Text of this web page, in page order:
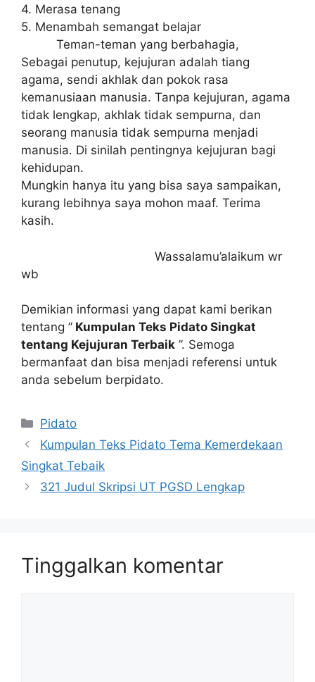
4. Merasa tenang
5. Menambah semangat belajar
Teman-teman yang berbahagia,
Sebagai penutup, kejujuran adalah tiang
agama, sendi akhlak dan pokok rasa
kemanusiaan manusia. Tanpa kejujuran, agama
tidak lengkap, akhlak tidak sempurna, dan
seorang manusia tidak sempurna menjadi
manusia. Di sinilah pentingnya kejujuran bagi
kehidupan.
Mungkin hanya itu yang bisa saya sampaikan,
kurang lebihnya saya mohon maaf. Terima
kasih.
Wassalamu’alaikum wr
wb
Demikian informasi yang dapat kami berikan
tentang ” Kumpulan Teks Pidato Singkat
tentang Kejujuran Terbaik ”. Semoga
bermanfaat dan bisa menjadi referensi untuk
anda sebelum berpidato.
Kategori
Pidato
Kumpulan Teks Pidato Tema Kemerdekaan
Singkat Tebaik
321 Judul Skripsi UT PGSD Lengkap
Tinggalkan komentar